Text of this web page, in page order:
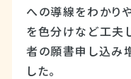
への導線をわかり
を色分けなど工夫
者の願書申し込み
した。